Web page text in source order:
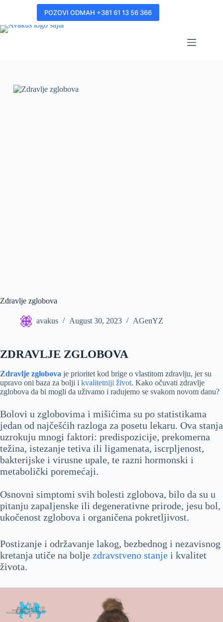
POZOVI ODMAH +381 61 13 56 366
Zdravlje zglobova
avakus August 30, 2023 AGenYZ
ZDRAVLJE ZGLOBOVA
Zdravlje zglobova je prioritet kod brige o vlastitom zdravlju, jer su
upravo oni baza za bolji i kvalitetniji život. Kako očuvati zdravlje
zglobova da bi mogli da uživamo i radujemo se svakom novom danu?
Bolovi u zglobovima i mišićima su po statistikama
jedan od najčešćih razloga za posetu lekaru. Ova stanja
uzrokuju mnogi faktori: predispozicije, prekomerna
težina, istezanje tetiva ili ligamenata, iscrpljenost,
bakterijske i virusne upale, te razni hormonski i
metabolički poremećaji.
Osnovni simptomi svih bolesti zglobova, bilo da su u
pitanju zapaIjenske ili degenerativne prirode, jesu bol,
ukočenost zglobova i organičena pokretljivost.
Postizanje i održavanje lakog, bezbednog i nezavisnog
kretanja utiče na bolje zdravstveno stanje i kvalitet
života.